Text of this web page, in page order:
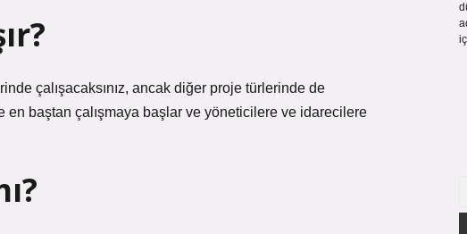
çalışacaksınız, ancak diğer proje türlerinde de
baştan çalışmaya başlar ve yöneticilere ve idarecilere